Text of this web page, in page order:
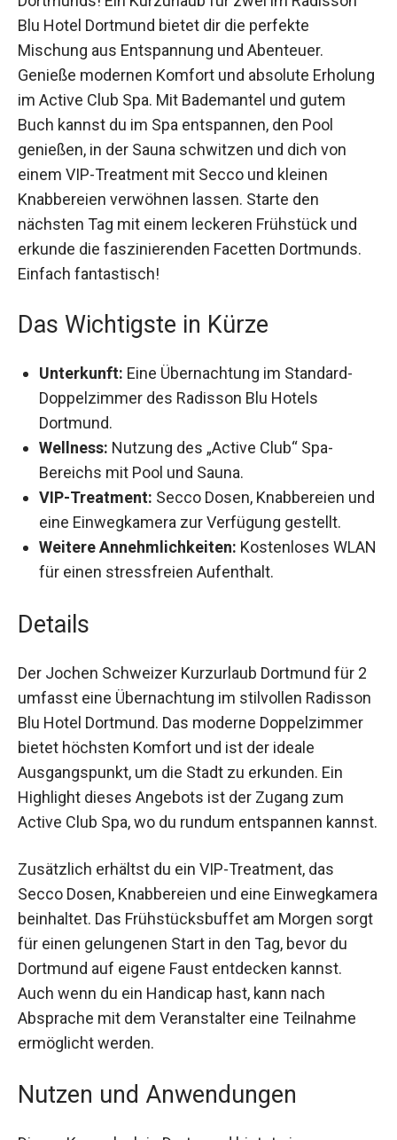
Dortmunds! Ein Kurzurlaub für zwei im Radisson
Blu Hotel Dortmund bietet dir die perfekte
Mischung aus Entspannung und Abenteuer.
Genieße modernen Komfort und absolute
Erholung im Active Club Spa. Mit Bademantel und
gutem Buch kannst du im Spa entspannen, den
Pool genießen, in der Sauna schwitzen und dich
von einem VIP-Treatment mit Secco und kleinen
Knabbereien verwöhnen lassen. Starte den
nächsten Tag mit einem leckeren Frühstück und
erkunde die faszinierenden Facetten Dortmunds.
Einfach fantastisch!
Das Wichtigste in Kürze
Unterkunft: Eine Übernachtung im Standard-
Doppelzimmer des Radisson Blu Hotels
Dortmund.
Wellness: Nutzung des „Active Club“ Spa-
Bereichs mit Pool und Sauna.
VIP-Treatment: Secco Dosen, Knabbereien
und eine Einwegkamera zur Verfügung
gestellt.
Weitere Annehmlichkeiten:Kostenloses
Details
Der Jochen Schweizer Kurzurlaub Dortmund für
2 umfasst eine Übernachtung im stilvollen
Radisson Blu Hotel Dortmund. Das moderne
Doppelzimmer bietet höchsten Komfort und ist
der ideale Ausgangspunkt, um die Stadt zu
erkunden. Ein Highlight dieses Angebots ist der
Zusätzlich erhältst du ein VIP-Treatment, das
Secco Dosen, Knabbereien und eine
Einwegkamera beinhaltet. Das Frühstücksbuffet
am Morgen sorgt für einen gelungenen Start in
den Tag, bevor du Dortmund auf eigene Faust
entdecken kannst. Auch wenn du ein Handicap
eine Teilnahme ermöglicht werden.